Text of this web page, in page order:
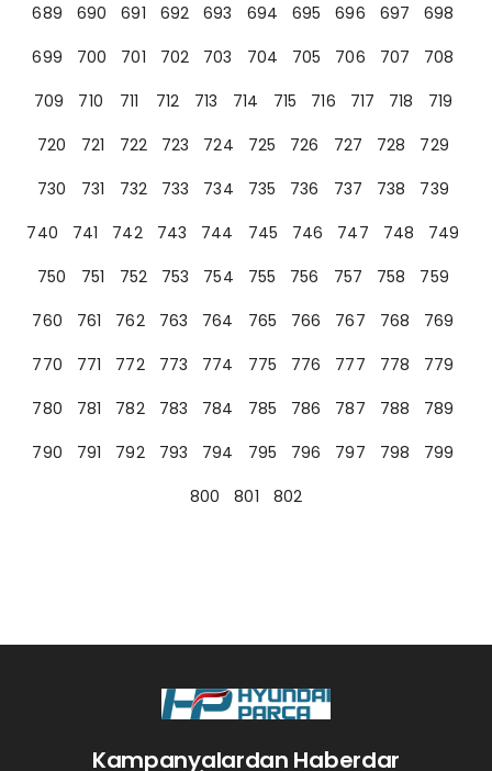
689
690 691 692 693 694 695 696 697
698
699
700 701 702 703 704 705 706 707
708
709
710 711 712 713 714 715 716 717 718
719
720
721 722 723 724 725 726 727 728
729
730
731 732 733 734 735 736 737 738
739
740
741 742 743 744 745 746 747 748
749
750
751 752 753 754 755 756 757 758
759
760
761 762 763 764 765 766 767 768
769
770
771 772 773 774 775 776 777 778
779
780
781 782 783 784 785 786 787 788
789
790
791 792 793 794 795 796 797 798
799
800
801 802
Kampanyalardan Haberdar